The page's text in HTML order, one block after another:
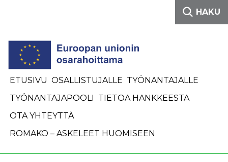
HAKU
ETUSIVU OSALLISTUJALLE TYÖNANTAJALLE
TYÖNANTAJAPOOLI TIETOA HANKKEESTA
OTA YHTEYTTÄ
ROMAKO – ASKELEET HUOMISEEN